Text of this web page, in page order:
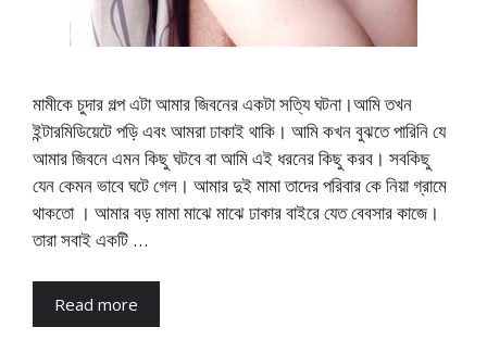
মামীকে চুদার গল্প এটা আমার জিবনের একটা সত্যি ঘটনা।আমি তখন
ইন্টারমিডিয়েটে পড়ি এবং আমরা ঢাকাই থাকি। আমি কখন বুঝতে পারিনি যে
আমার জিবনে এমন কিছু ঘটবে বা আমি এই ধরনের কিছু করব। সবকিছু
যেন কেমন ভাবে ঘটে গেল। আমার দুই মামা তাদের পরিবার কে নিয়া গ্রামে
থাকতো । আমার বড় মামা মাঝে মাঝে ঢাকার বাইরে যেত বেবসার কাজে।
তারা সবাই একটি …
Read more